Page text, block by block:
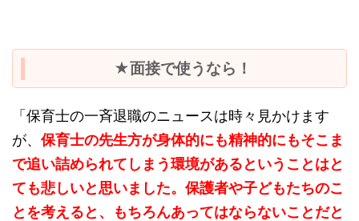
★面接で使うなら！
「保育士の一斉退職のニュースは時々見かけます
が、 保育士の先生方が身体的にも精神的にもそこま
で追い詰められてしまう環境があるということはと
ても悲しいと思いました。保護者や子どもたちのこ
とを考えると、もちろんあってはならないことだと